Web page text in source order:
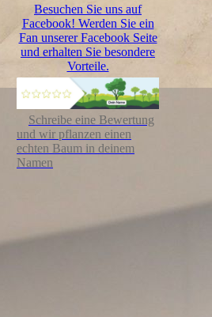
Besuchen Sie uns auf
Facebook! Werden Sie ein
Fan unserer Facebook Seite
und erhalten Sie besondere
Vorteile.
Schreibe eine Bewertung
und wir pflanzen einen
echten Baum in deinem
Namen